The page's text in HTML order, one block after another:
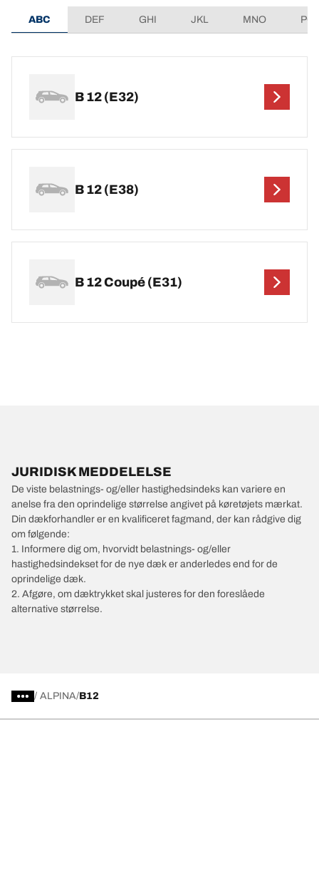
ABC DEF GHI JKL MNO
B 12 (E32)
B 12 (E38)
B 12 Coupé (E31)
JURIDISK MEDDELELSE
De viste belastnings- og/eller hastighedsindeks kan variere en
anelse fra den oprindelige størrelse angivet på køretøjets mærkat.
Din dækforhandler er en kvalificeret fagmand, der kan rådgive dig
om følgende:
1. Informere dig om, hvorvidt belastnings- og/eller
hastighedsindekset for de nye dæk er anderledes end for de
oprindelige dæk.
2. Afgøre, om dæktrykket skal justeres for den foreslåede
alternative størrelse.
/ ALPINA B12